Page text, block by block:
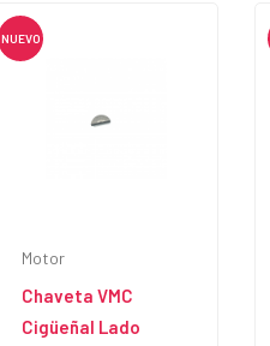
NUEVO
Motor
Chaveta VMC
Cigüeñal Lado